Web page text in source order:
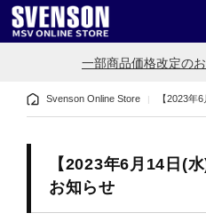
一部商品価格改定の
Svenson Online Store
【2023年6月14日(
お知らせ